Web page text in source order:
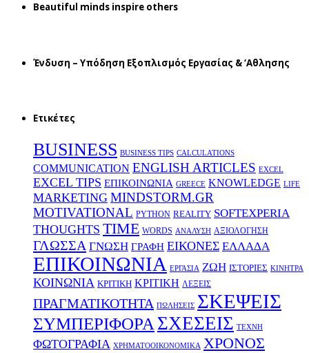
Beautiful minds inspire others
Ένδυση – Υπόδηση Εξοπλισμός Εργασίας & ‘Aθλησης
Ετικέτες
BUSINESS BUSINESS TIPS CALCULATIONS
COMMUNICATION ENGLISH ARTICLES EXCEL
EXCEL TIPS EΠΙΚΟΙΝΩΝΙΑ GREECE KNOWLEDGE LIFE
MARKETING MINDSTORM.GR
MOTIVATIONAL PYTHON REALITY SOFTEXPERIA
THOUGHTS TIME WORDS ΑΝΑΛΥΣΗ ΑΞΙΟΛΟΓΗΣΗ
ΓΛΩΣΣΑ ΓΝΩΣΗ ΓΡΑΦΗ ΕΙΚΟΝΕΣ ΕΛΛΑΔΑ
ΕΠΙΚΟΙΝΩΝΙΑ ΕΡΓΑΣΙΑ ΖΩΗ ΙΣΤΟΡΙΕΣ ΚΙΝΗΤΡΑ
ΚΟΙΝΩΝΙΑ ΚΡΙΤΙΚΗ ΚΡΙΤΙΚΗ ΛΕΞΕΙΣ
ΠΡΑΓΜΑΤΙΚΟΤΗΤΑ ΠΩΛΗΣΕΙΣ ΣΚΕΨΕΙΣ
ΣΥΜΠΕΡΙΦΟΡΑΣΧΕΣΕΙΣ ΤΕΧΝΗ
ΦΩΤΟΓΡΑΦΙΑ ΧΡΗΜΑΤΟΟΙΚΟΝΟΜΙΚΑ ΧΡΟΝΟΣ